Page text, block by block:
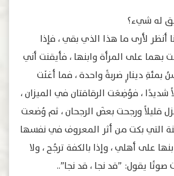
ﻟﻪ ﺷﻲﺀ؟
ﺃﻧﻈﺮ ﻷ‌ﺭﻯ ﻣﺎ ﻫﺬﺍ ﺍﻟﺬﻱ ﺑﻘﻲ ، ﻓﺈﺫﺍ
ﺑﻬﻤﺎ ﻋﻠﻰ ﺍﻟﻤﺮﺃﺓ ﻭﺍﺑﻨﻬﺎ ، ﻓﺄﻳﻘﻨﺖ ﺃﻧﻲ
بمئةِ ﺩﻳﻨﺎﺭٍ ﺿﺮﺑﺔً ﻭﺍﺣﺪﺓ ، ﻓﻤﺎ ﺃﻏﻨَﺖ
ﺷﺪﻳﺪًﺍ ، ﻓﻮُﺿِﻌَﺖ ﺍﻟﺮﻗﺎﻗﺘﺎﻥ ﻓﻲ ﺍﻟﻤﻴﺰﺍﻥ ،
ﻗﻠﻴﻼ‌ً ﻭﺭﺟﺤﺖ ﺑﻌﺾَ ﺍﻟﺮﺟﺤﺎﻥ ، ثم ﻭُﺿﻌﺖ
ﺍﻟﺘﻲ ﺑﻜﺖ ﻣﻦ ﺃﺛﺮ ﺍﻟﻤﻌﺮﻭﻑ ﻓﻲ ﻧﻔﺴﻬﺎ
ﻋﻠﻰ ﺃﻫﻠﻲ ، ﻭﺇﺫﺍ ﺑﺎﻟﻜﻔﺔ ﺗﺮﺟُﺢ ، ﻭﻻ‌
ﻳﻘﻮﻝ: ”ﻗﺪ ﻧﺠﺎ ، قد نجا”..